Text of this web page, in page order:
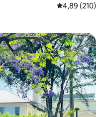
4,89 af 5 í
4,89 (210)